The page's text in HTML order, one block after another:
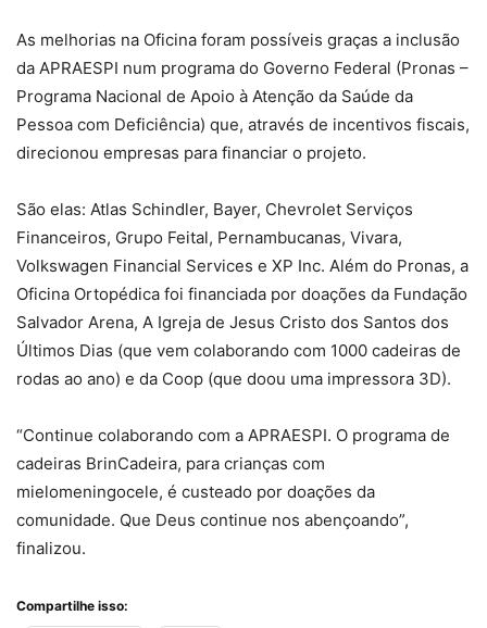
As melhorias na Oficina foram possíveis graças a inclusão
da APRAESPI num programa do Governo Federal (Pronas –
Programa Nacional de Apoio à Atenção da Saúde da
Pessoa com Deficiência) que, através de incentivos fiscais,
direcionou empresas para financiar o projeto.
São elas: Atlas Schindler, Bayer, Chevrolet Serviços
Financeiros, Grupo Feital, Pernambucanas, Vivara,
Volkswagen Financial Services e XP Inc. Além do Pronas, a
Oficina Ortopédica foi financiada por doações da Fundação
Salvador Arena, A Igreja de Jesus Cristo dos Santos dos
Últimos Dias (que vem colaborando com 1000 cadeiras de
rodas ao ano) e da Coop (que doou uma impressora 3D).
“Continue colaborando com a APRAESPI. O programa de
cadeiras BrinCadeira, para crianças com
mielomeningocele, é custeado por doações da
comunidade. Que Deus continue nos abençoando”,
finalizou.
Compartilhe isso: